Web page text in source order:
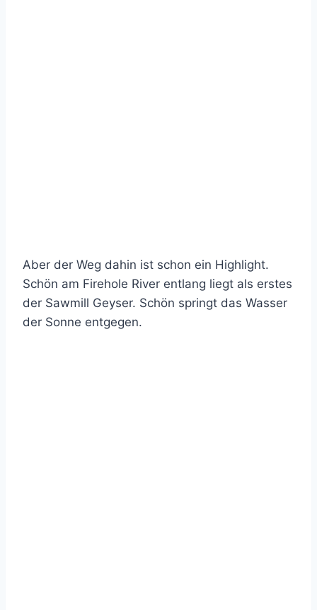
Aber der Weg dahin ist schon ein Highlight.
Schön am Firehole River entlang liegt als erstes
der Sawmill Geyser. Schön springt das Wasser
der Sonne entgegen.